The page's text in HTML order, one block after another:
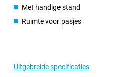
Met handige stand
Ruimte voor pasjes
Uitgebreide specificaties